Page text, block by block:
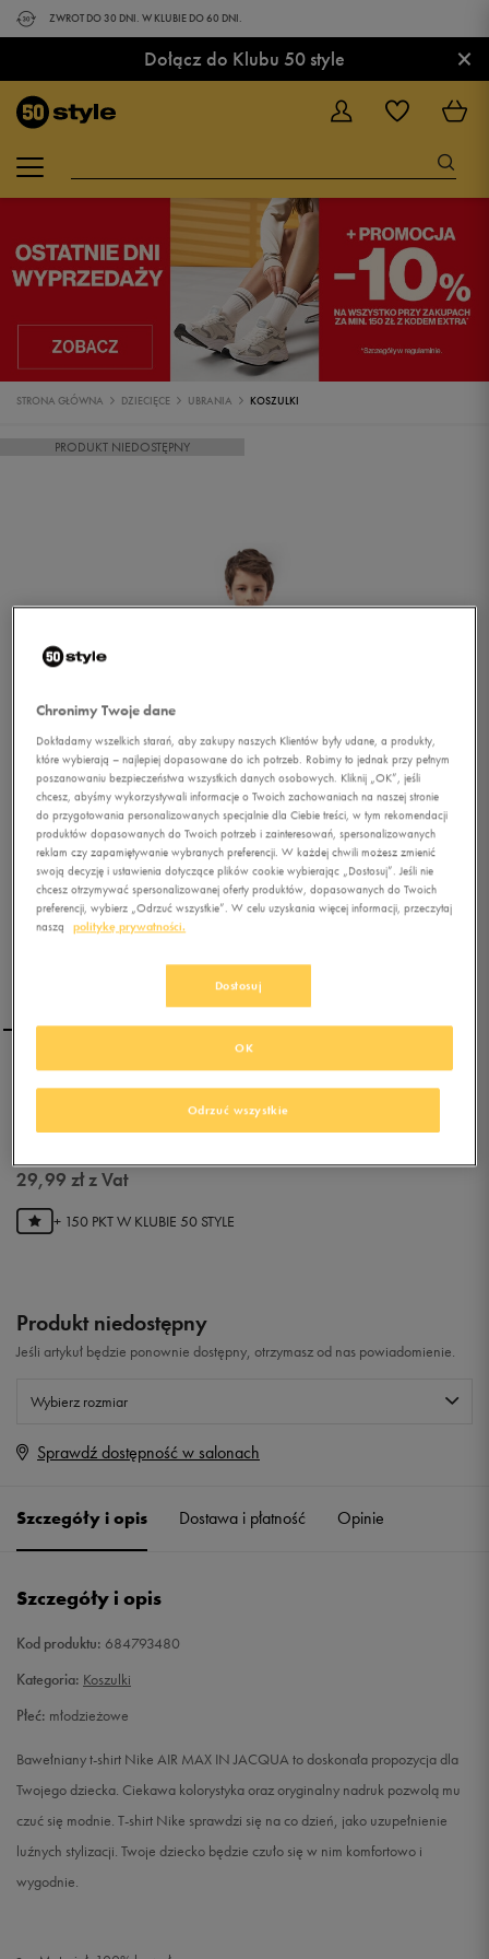
ZWROT DO 30 DNI. W KLUBIE DO 60 DNI.
Dołącz do Klubu 50 style ×
STRONA GŁÓWNA DZIECIĘCE UBRANIA KOSZULKI
PRODUKT NIEDOSTĘPNY
1/5
NIKE T-SHIRT AIR MAX IN
29,99 złz Vat
+ 150 PKT W KLUBIE 50 STYLE
Produkt niedostępny
Jeśli artykuł będzie ponownie dostępny, otrzymasz od nas powiadomienie.
Wybierz rozmiar
Rozmiary EU
137-147
Sprawdź dostępność w salonach
Szczegóły i opis Dostawa i płatność Opinie
Szczegóły i opis
Kod produktu: 684793480
Kategoria: Koszulki
Płeć: młodzieżowe
Bawełniany t-shirt Nike AIR MAX IN JACQUA to doskonała propozycja dla
Twojego dziecka. Ciekawa kolorystyka oraz oryginalny nadruk pozwolą mu
czuć się modnie. T-shirt Nike sprawdzi się na co dzień, jako uzupełnienie
luźnych stylizacji. Twoje dziecko będzie czuło się w nim komfortowo i
wygodnie.
Chronimy Twoje dane
Dokładamy wszelkich starań, aby zakupy naszych Klientów były udane, a produkty,
które wybierają – najlepiej dopasowane do ich potrzeb. Robimy to jednak przy pełnym
poszanowaniu bezpieczeństwa wszystkich danych osobowych. Kliknij „OK”, jeśli
chcesz, abyśmy wykorzystywali informacje o Twoich zachowaniach na naszej stronie
do przygotowania personalizowanych specjalnie dla Ciebie treści, w tym rekomendacji
produktów dopasowanych do Twoich potrzeb i zainteresowań, spersonalizowanych
reklam czy zapamiętywanie wybranych preferencji. W każdej chwili możesz zmienić
swoją decyzję i ustawienia dotyczące plików cookie wybierając „Dostosuj”. Jeśli nie
chcesz otrzymywać spersonalizowanej oferty produktów, dopasowanych do Twoich
preferencji, wybierz „Odrzuć wszystkie”. W celu uzyskania więcej informacji, przeczytaj
naszą
politykę prywatności.
Dostosuj
Odrzuć wszystkie
OK